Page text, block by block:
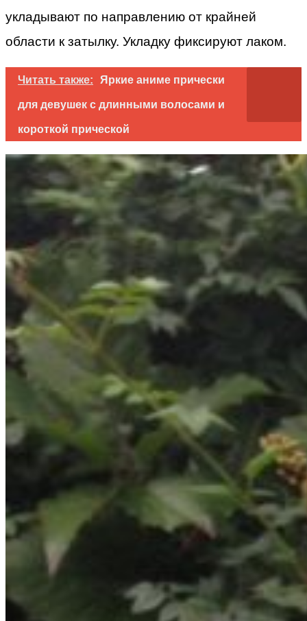
укладывают по направлению от крайней
области к затылку. Укладку фиксируют лаком.
Читать также: Яркие аниме прически
для девушек с длинными волосами и
короткой прической